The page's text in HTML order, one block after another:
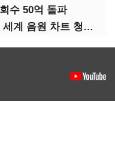
수 50억 돌파
BTS 뷔·우미 ‘wherever u r’, 세계 음원 차트 청신호